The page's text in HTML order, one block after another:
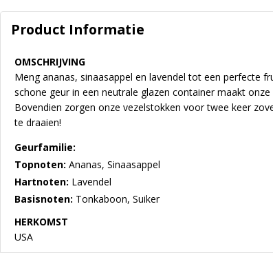
Product Informatie
OMSCHRIJVING
Meng ananas, sinaasappel en lavendel tot een perfecte
schone geur in een neutrale glazen container maakt
Bovendien zorgen onze vezelstokken voor twee keer
te draaien!
Geurfamilie:
Topnoten: Ananas, Sinaasappel
Hartnoten: Lavendel
Basisnoten: Tonkaboon, Suiker
HERKOMST
USA